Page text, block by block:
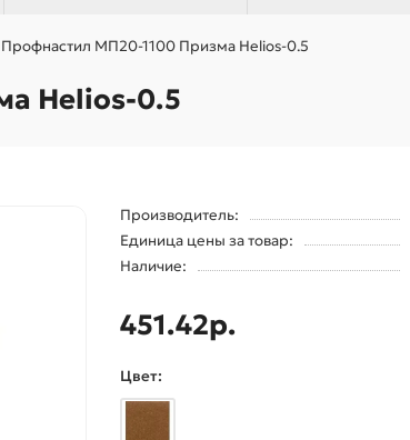
Профнастил МП20-1100 Призма Helios-0.5
Helios-0.5
Производитель:
Единица цены за товар:
Наличие:
451.42р.
Цвет: